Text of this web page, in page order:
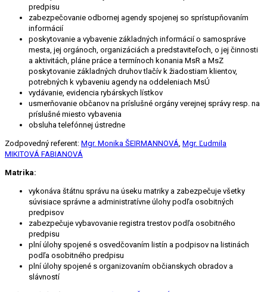
predpisu
zabezpečovanie odbornej agendy spojenej so sprístupňovaním
informácií
poskytovanie a vybavenie základných informácií o samospráve
mesta, jej orgánoch, organizáciách a predstaviteľoch, o jej činnosti
a aktivitách, pláne práce a termínoch konania MsR a MsZ
poskytovanie základných druhov tlačív k žiadostiam klientov,
potrebných k vybaveniu agendy na oddeleniach MsÚ
vydávanie, evidencia rybárskych lístkov
usmerňovanie občanov na príslušné orgány verejnej správy resp. na
príslušné miesto vybavenia
obsluha telefónnej ústredne
Zodpovedný referent: Mgr. Monika ŠEIRMANNOVÁ Mgr. Ľudmila
MIKITOVÁ FABIANOVÁ
Matrika:
vykonáva štátnu správu na úseku matriky a zabezpečuje všetky
súvisiace správne a administratívne úlohy podľa osobitných
predpisov
zabezpečuje vybavovanie registra trestov podľa osobitného
predpisu
plní úlohy spojené s osvedčovaním listín a podpisov na listinách
podľa osobitného predpisu
plní úlohy spojené s organizovaním občianskych obradov a
slávností